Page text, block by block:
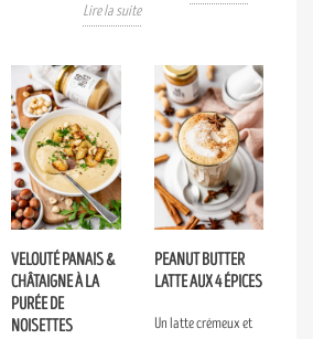
Lire la suite
VELOUTÉ PANAIS &
CHÂTAIGNE À LA
PURÉE DE
NOISETTES
PEANUT BUTTER
LATTE AUX 4 ÉPICES
Un latte crémeux et